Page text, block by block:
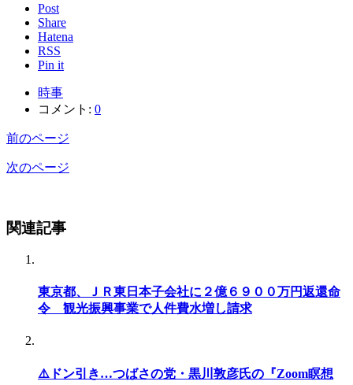
Post
Share
Hatena
RSS
Pin it
時事
コメント: 0
前のページ
次のページ
関連記事
東京都、ＪＲ東日本子会社に２億６９００万円返還命
令 観光振興事業で人件費水増し請求
⚠️ドン引き…つばさの党・黒川敦彦氏の『Zoom瞑想